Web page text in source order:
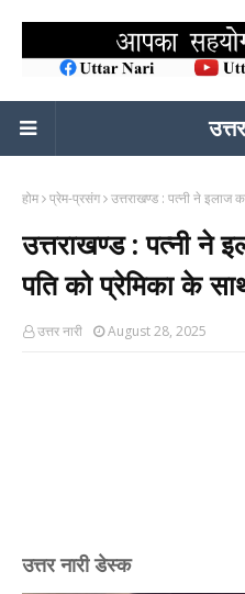
होम प्रेम-प्रसंग उत्तराखण्ड : पत्नी ने इलाज
उत्तराखण्ड : पत्नी ने
पति को प्रेमिका के
उत्तर नारी August 28, 2025
उत्तर नारी डेस्क